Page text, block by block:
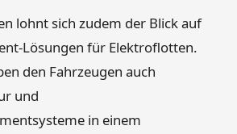
lohnt sich zudem der Blick auf
Lösungen für Elektroflotten.
den Fahrzeugen auch
und
in einem